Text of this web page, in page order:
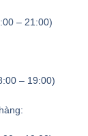
– 21:00)
– 19:00)